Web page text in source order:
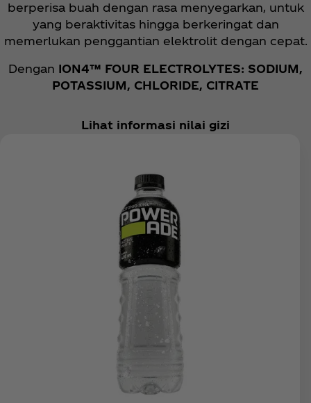
berperisa buah dengan rasa menyegarkan, untuk
yang beraktivitas hingga berkeringat dan
memerlukan penggantian elektrolit dengan cepat.
Dengan ION4™ FOUR ELECTROLYTES: SODIUM,
POTASSIUM, CHLORIDE, CITRATE
Lihat informasi nilai gizi